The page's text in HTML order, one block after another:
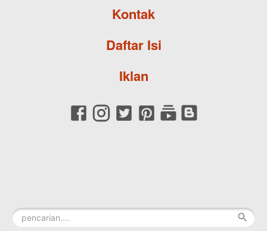
Kontak
Daftar Isi
Iklan